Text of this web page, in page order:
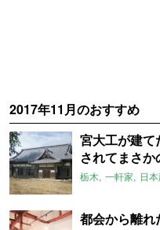
2017年11月のおすすめ
宮大工が建て
されてまさか
栃木 一軒家 日
都会から離れ